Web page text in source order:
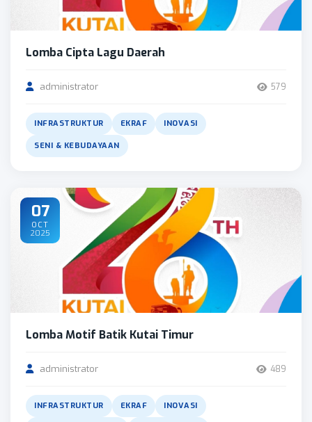
Lomba Cipta Lagu Daerah
administrator 579
INFRASTRUKTUR EKRAF INOVASI
SENI & KEBUDAYAAN
07
OCT
2025
Lomba Motif Batik Kutai Timur
administrator 489
INFRASTRUKTUR EKRAF INOVASI